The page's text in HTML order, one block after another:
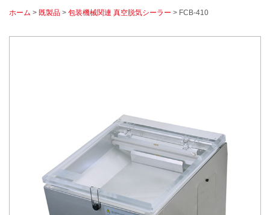
ホーム > 既製品 > 包装機械関連 真空脱気シーラー > FCB-410